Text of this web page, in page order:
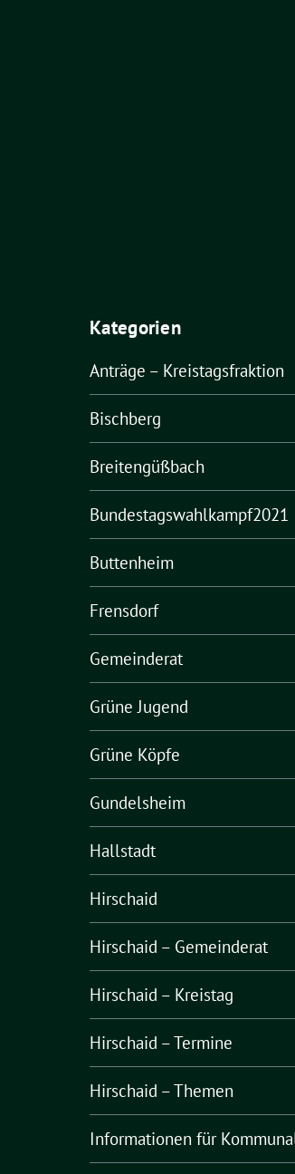
Kategorien
Anträge – Kreistagsfraktion
Bischberg
Breitengüßbach
Bundestagswahlkampf2021
Buttenheim
Frensdorf
Gemeinderat
Grüne Jugend
Grüne Köpfe
Gundelsheim
Hallstadt
Hirschaid
Hirschaid – Gemeinderat
Hirschaid – Kreistag
Hirschaid – Termine
Hirschaid – Themen
Informationen für